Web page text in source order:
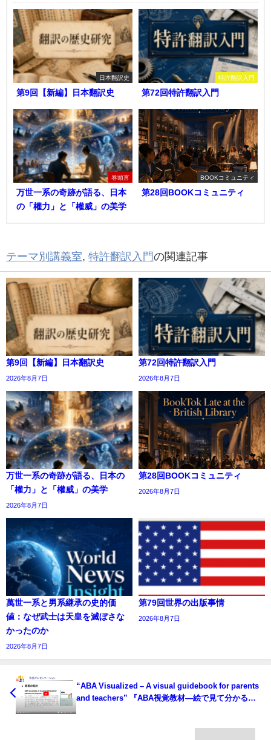
日本翻訳史
第9回【新編】日本翻訳史
特許翻訳入門
第72回特許翻訳入門
巻頭言
万世一系の奇跡が語る、日本
の「權力」と「權威」の美学
BOOKコミュニティ
第28回BOOKコミュニティ
テーマ別講義室 特許翻訳入門の関連記事
第9回【新編】日本翻訳史
2026年8月7日
第72回特許翻訳入門
2026年8月7日
万世一系の奇跡が語る、日本の
「權力」と「權威」の美学
2026年8月7日
第28回BOOKコミュニティ
2026年8月7日
萬世一系と男系継承の史的価
値：なぜ武士は天皇を滅ぼさな
かったのか
2026年8月7日
第79回世界の出版事情
2026年8月7日
“ABA Visualized – A visual guidebook for parents
and teachers” 『ABA視覚教材―絵で見て分かる保